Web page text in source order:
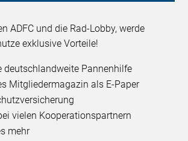
ADFC und die Rad-Lobby, werde
exklusive Vorteile!
deutschlandweite Pannenhilfe
Mitgliedermagazin als E-Paper
vielen Kooperationspartnern
mehr